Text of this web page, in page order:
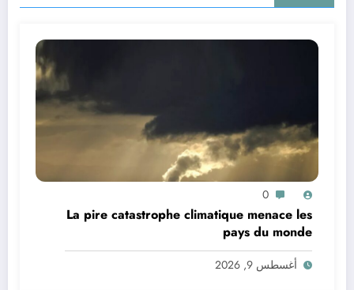
0
La pire catastrophe climatique menace les
pays du monde
أغسطس 9, 2026